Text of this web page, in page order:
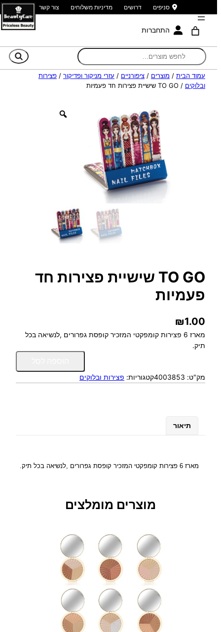
סניפים דרושים מדיניות משלוחים צור קשר
התחברות
עמוד הבית / מוצרים / ציפורניים / עזרי מניקור ופדיקור / פצירות
ובלוקים / TO GO שישיית פצירות חד פעמיות
TO GO שישיית פצירות חד
פעמיות
₪1.00
מארז 6 פצירות קומפקטי המזכיר קופסת גפרורים ,לנשיאה בכל
תיק.
כ
ו
ש
י
צ
י
ר
ו
ח
ד
פ
ע
מק"ט: 4003853קטגוריות: פצירות ובלוקים
תיאור
מארז 6 פצירות קומפקטי המזכיר קופסת גפרורים ,לנשיאה בכל תיק.
מוצרים מומלצים